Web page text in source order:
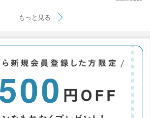
もっと見る